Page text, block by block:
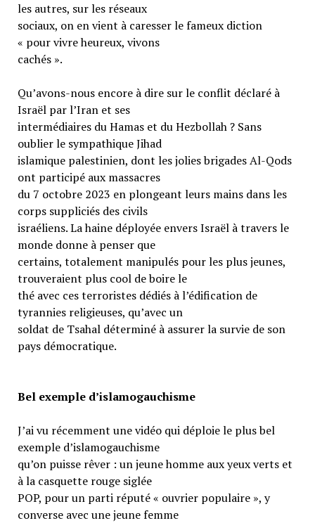
les autres, sur les réseaux
sociaux, on en vient à caresser le fameux diction
« pour vivre heureux, vivons
cachés ».
Qu’avons-nous encore à dire sur le conflit déclaré à
Israël par l’Iran et ses
intermédiaires du Hamas et du Hezbollah ? Sans
oublier le sympathique Jihad
islamique palestinien, dont les jolies brigades Al-Qods
ont participé aux massacres
du 7 octobre 2023 en plongeant leurs mains dans les
corps suppliciés des civils
israéliens. La haine déployée envers Israël à travers le
monde donne à penser que
certains, totalement manipulés pour les plus jeunes,
trouveraient plus cool de boire le
thé avec ces terroristes dédiés à l’édification de
tyrannies religieuses, qu’avec un
soldat de Tsahal déterminé à assurer la survie de son
pays démocratique.
Bel exemple d’islamogauchisme
J’ai vu récemment une vidéo qui déploie le plus bel
exemple d’islamogauchisme
qu’on puisse rêver : un jeune homme aux yeux verts et
à la casquette rouge siglée
POP, pour un parti réputé « ouvrier populaire », y
converse avec une jeune femme